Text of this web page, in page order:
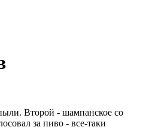
Второй - шампанское со
за пиво - все-таки